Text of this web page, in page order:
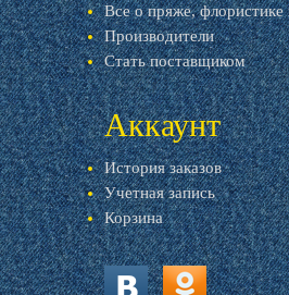
Все о пряже,
Производители
Стать поставщиком
Аккаунт
История заказов
Учетная запись
Корзина